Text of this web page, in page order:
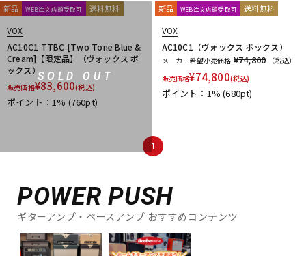
SOLD OUT
新品 WEB注文店頭受取可 送料無料
VOX
AC10C1 TTBC [Two Tone Blue &
Cream]【限定品】（ヴォックス ボ
ックス）
販売価格¥83,600(税込)
ポイント：1% (760pt)
新品 WEB注文店頭受取可 送料無料
VOX
AC10C1（ヴォックス ボックス）
メーカー希望小売価格 ¥74,800
（税込）
販売価格¥74,800(税込)
ポイント：1%(680pt)
1
POWER PUSH
ギターアンプ・ベースアンプ おすすめコンテンツ